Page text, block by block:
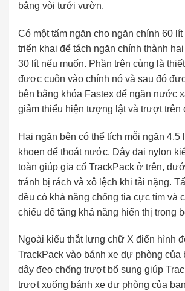
bằng vòi tưới vườn.
Có một tấm ngăn cho ngăn chính 60
triển khai để tách ngăn chính thành
30 lít nếu muốn. Phần trên cùng là
được cuộn vào chính nó và sau đó
bên bằng khóa Fastex để ngăn nước
giảm thiểu hiện tượng lật và trượt trên
Hai ngăn bên có thể tích mỗi ngăn
khoen để thoát nước. Dây đai nylon
toàn giúp gia cố TrackPack ở trên,
tránh bị rách và xô lệch khi tải nặng.
đều có khả năng chống tia cực tím và
chiếu để tăng khả năng hiển thị trong
Ngoài kiểu thắt lưng chữ X điển hình
TrackPack vào bánh xe dự phòng của
dây đeo chống trượt bổ sung giúp
trượt xuống bánh xe dự phòng của